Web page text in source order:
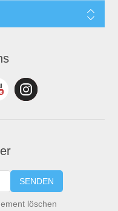
SENDEN
löschen